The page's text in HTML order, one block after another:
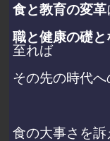
食と教育の変革
職と健康の礎
至れば
その先の時代へ
食の大事さを訴